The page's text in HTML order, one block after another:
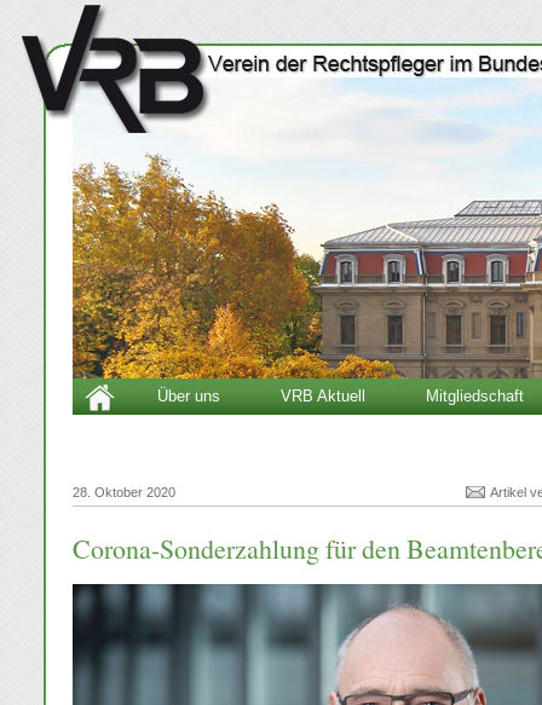
Über uns VRB Aktuell Mitgliedschaft
28. Oktober 2020 Artikel
Corona-Sonderzahlung für den